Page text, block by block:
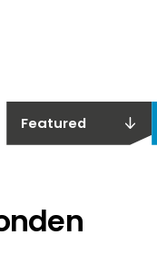
Featured